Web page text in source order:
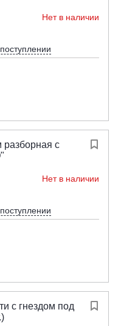
Нет в наличии

разборная с
Нет в наличии

с гнездом под